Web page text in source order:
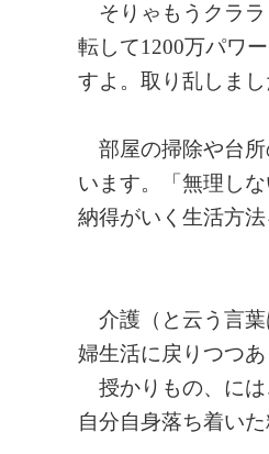
そりゃもうクララ
転して1200万パワ
すよ。取り乱しまし
部屋の掃除や台所
います。「無理し
納得がいく生活方
介護（と云う言葉
婦生活に戻りつつあ
授かりもの、には
自分自身落ち着い